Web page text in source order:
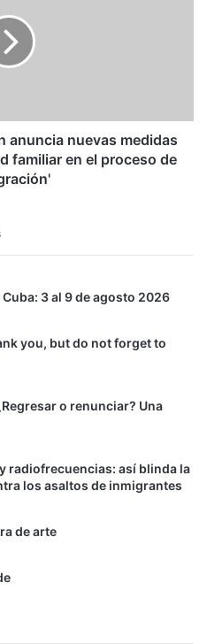
anuncia nuevas medidas
familiar en el proceso de
3 al 9 de agosto 2026
you, but do not forget to
o renunciar? Una
radiofrecuencias: así blinda la
los asaltos de inmigrantes
de arte